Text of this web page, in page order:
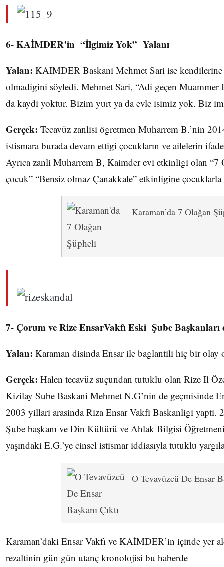
6- KAİMDER’in “İlgimiz Yok” Yalanı
Yalan: KAIMDER Baskani Mehmet Sari ise
olmadigini söyledi. Mehmet Sari, “Adi geçen
da kaydi yoktur. Bizim yurt ya da evle isimiz yok. Biz
Gerçek: Tecavüz zanlisi ögretmen Muharrem B.’nin
istismara burada devam ettigi çocukların ve ailelerin
Ayrıca zanli Muharrem B, Kaimder evi etkinligi olan “7
çocuk” “Bensiz olmaz Çanakkale” etkinligine
Karaman’da 7 Olağan
7- Çorum ve Rize EnsarVakfı Eski Şube Başkanları
Yalan: Karaman disinda Ensar ile baglantili hiç bir olay
Gerçek: Halen tecavüz suçundan tutuklu olan Rize Il
Kizilay Sube Baskani Mehmet N.G’nin de geçmisinde
2003 yillari arasinda Riza Ensar Vakfi Baskanligi yapti.
Şube başkanı ve Din Kültürü ve Ahlak Bilgisi
yaşındaki E.G.’ye cinsel istismar iddiasıyla tutuklu
O Tevavüzcü De Ensar
Karaman’daki Ensar Vakfı ve KAİMDER’in içinde yer
rezaltinin gün gün utanç kronolojisi bu haberde